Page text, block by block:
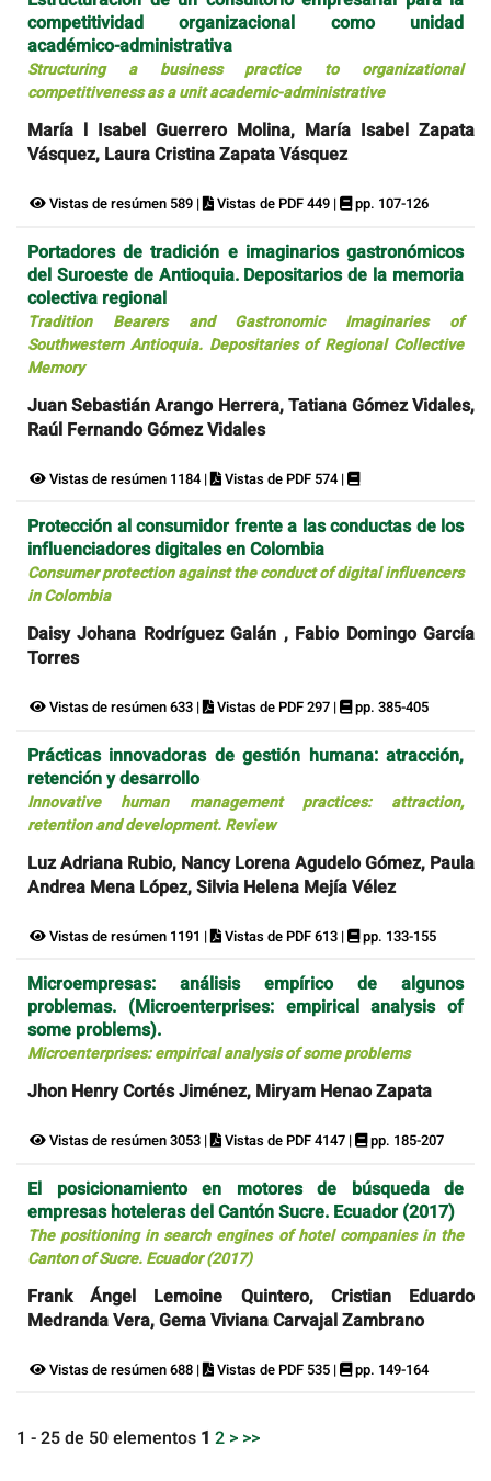
competitividad organizacional como unidad
académico-administrativa
Structuring a business practice to organizational
competitiveness as a unit academic-administrative
María l Isabel Guerrero Molina, María Isabel Zapata
Vásquez, Laura Cristina Zapata Vásquez
Vistas de resúmen 589 | Vistas de PDF 449 | pp. 107-126
Portadores de tradición e imaginarios gastronómicos
del Suroeste de Antioquia. Depositarios de la memoria
colectiva regional
Tradition Bearers and Gastronomic Imaginaries of
Southwestern Antioquia. Depositaries of Regional Collective
Memory
Juan Sebastián Arango Herrera, Tatiana Gómez Vidales,
Raúl Fernando Gómez Vidales
Vistas de resúmen 1184 | Vistas de PDF 574 |
Protección al consumidor frente a las conductas de los
influenciadores digitales en Colombia
Consumer protection against the conduct of digital influencers
in Colombia
Daisy Johana Rodríguez Galán , Fabio Domingo García
Torres
Vistas de resúmen 633 | Vistas de PDF 297 | pp. 385-405
Prácticas innovadoras de gestión humana: atracción,
retención y desarrollo
Innovative human management practices: attraction,
retention and development. Review
Luz Adriana Rubio, Nancy Lorena Agudelo Gómez, Paula
Andrea Mena López, Silvia Helena Mejía Vélez
Vistas de resúmen 1191 | Vistas de PDF 613 | pp. 133-155
Microempresas: análisis empírico de algunos
problemas. (Microenterprises: empirical analysis of
some problems).
Microenterprises: empirical analysis of some problems
Jhon Henry Cortés Jiménez, Miryam Henao Zapata
Vistas de resúmen 3053 | Vistas de PDF 4147 | pp. 185-207
El posicionamiento en motores de búsqueda de
empresas hoteleras del Cantón Sucre. Ecuador (2017)
The positioning in search engines of hotel companies in the
Canton of Sucre. Ecuador (2017)
Frank Ángel Lemoine Quintero, Cristian Eduardo
Medranda Vera, Gema Viviana Carvajal Zambrano
Vistas de resúmen 688 | Vistas de PDF 535 | pp. 149-164
1 - 25 de 50 elementos 1 2 > >>